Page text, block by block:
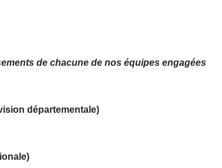
de chacune de nos équipes engagées
départementale)